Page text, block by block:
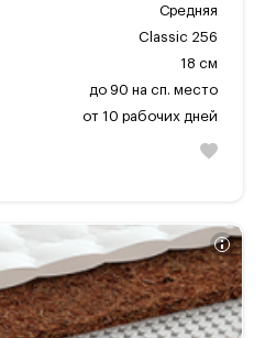
Средняя
Classic 256
18 см
до 90 на сп. место
от 10 рабочих дней